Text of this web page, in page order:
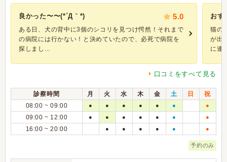
良かった〜〜(*´Д｀*) 5.0
ある日、犬の背中に3個のシコリを見つけ愕然！それまで
の病院には行かない！と決めていたので、必死で病院を
探しまし...
おす
猫の
が出
に連
口コミをすべて見る
診察時間 月 火 水 木 金 土 日
祝
08:00 ~ 09:00
● ● ● ● ● ● ●
09:00 ~ 12:00 ● ● ● ● ● ● ●
16:00 ~ 20:00 ● ● ● ● ● ●
予約のみ